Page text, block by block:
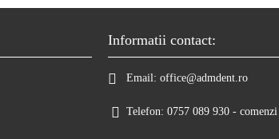
Informatii contact:
Email: office@admdent.ro
Telefon: 0757 089 930 -